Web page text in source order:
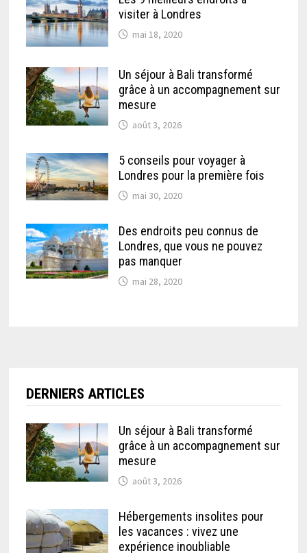
visiter à Londres
mai 18, 2020
Un séjour à Bali transformé
grâce à un accompagnement sur
mesure
août 3, 2026
5 conseils pour voyager à
Londres pour la première fois
mai 30, 2020
Des endroits peu connus de
Londres, que vous ne pouvez
pas manquer
mai 28, 2020
DERNIERS ARTICLES
Un séjour à Bali transformé
grâce à un accompagnement sur
mesure
août 3, 2026
Hébergements insolites pour
les vacances : vivez une
expérience inoubliable